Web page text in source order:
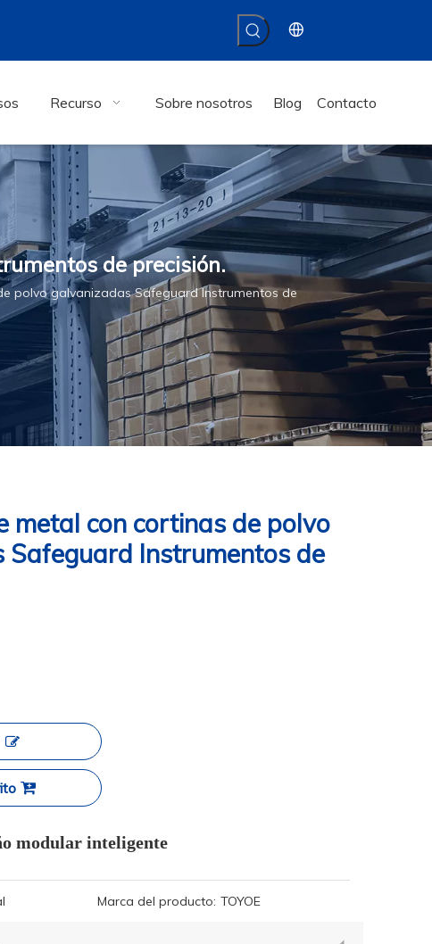
Recurso Sobre nosotros Blog Contacto
de precisión.
polvo galvanizadas Safeguard Instrumentos de
metal con cortinas de polvo
Safeguard Instrumentos de
modular inteligente
Marca del producto: TOYOE